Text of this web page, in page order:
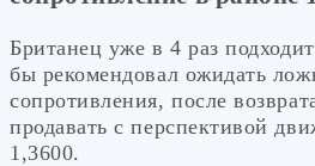
Британец уже в 4 раз
бы рекомендовал ожидать
сопротивления, после
продавать с перспективой
1,3600.